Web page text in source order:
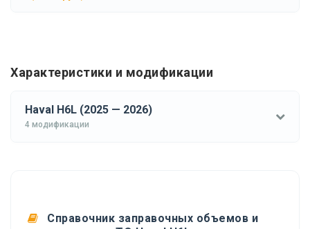
Характеристики и модификации
Haval H6L (2025 — 2026)
4 модификации
Справочник заправочных объемов и